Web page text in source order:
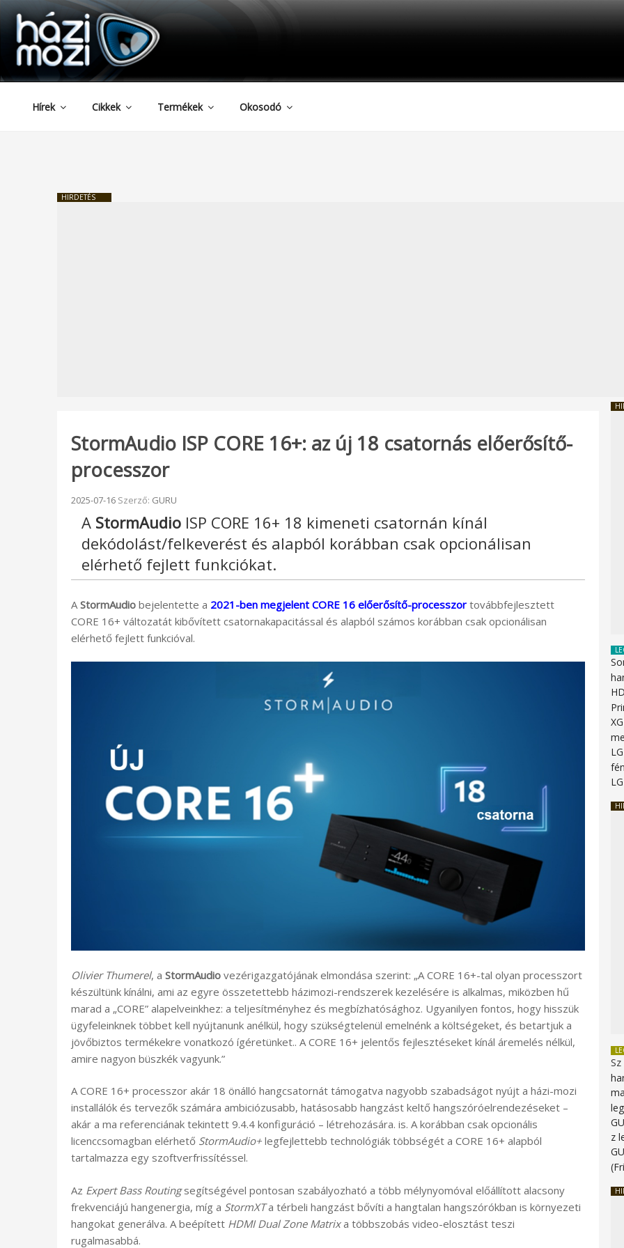
Tartalomhoz
HAZIMOZI
Hírek Cikkek Termékek Okosodó
HIRDETÉS
StormAudio ISP CORE 16+: az új 18 csatornás előerősítő-
processzor
Beküldve:
2025-07-16 Szerző: GURU
A StormAudio ISP CORE 16+ 18 kimeneti csatornán kínál
dekódolást/felkeverést és alapból korábban csak opcionálisan
elérhető fejlett funkciókat.
A StormAudio bejelentette a 2021-ben megjelent CORE 16 előerősítő-processzor továbbfejlesztett
CORE 16+ változatát kibővített csatornakapacitással és alapból számos korábban csak opcionálisan
elérhető fejlett funkcióval.
Olivier Thumerel, a StormAudio vezérigazgatójának elmondása szerint: „A CORE 16+-tal olyan processzort
készültünk kínálni, ami az egyre összetettebb házimozi-rendszerek kezelésére is alkalmas, miközben hű
marad a „CORE” alapelveinkhez: a teljesítményhez és megbízhatósághoz. Ugyanilyen fontos, hogy hisszük
ügyfeleinknek többet kell nyújtanunk anélkül, hogy szükségtelenül emelnénk a költségeket, és betartjuk a
jövőbiztos termékekre vonatkozó ígéretünket.. A CORE 16+ jelentős fejlesztéseket kínál áremelés nélkül,
amire nagyon büszkék vagyunk.”
A CORE 16+ processzor akár 18 önálló hangcsatornát támogatva nagyobb szabadságot nyújt a házi-mozi
installálók és tervezők számára ambiciózusabb, hatásosabb hangzást keltő hangszóróelrendezéseket –
akár a ma referenciának tekintett 9.4.4 konfiguráció – létrehozására. is. A korábban csak opcionális
licenccsomagban elérhető StormAudio+ legfejlettebb technológiák többségét a CORE 16+ alapból
tartalmazza egy szoftverfrissítéssel.
Az Expert Bass Routingsegítségével pontosan szabályozható a több mélynyomóval előállított alacsony
frekvenciájú hangenergia, míg a StormXTa térbeli hangzást bővíti a hangtalan hangszórókban is környezeti
hangokat generálva. A beépített HDMI Dual Zone Matrixa többszobás video-elosztást teszi
rugalmasabbá.
z